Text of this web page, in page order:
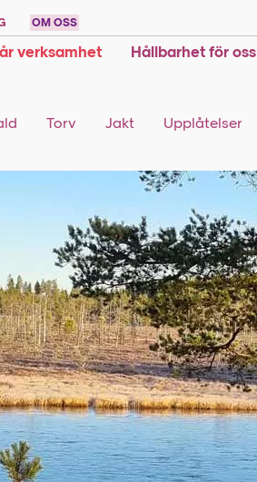
OM OSS
verksamhet Hållbarhet för oss
Torv Jakt Upplåtelser